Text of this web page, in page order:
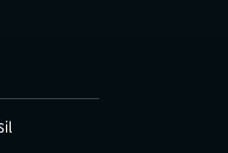
aba)
aba)